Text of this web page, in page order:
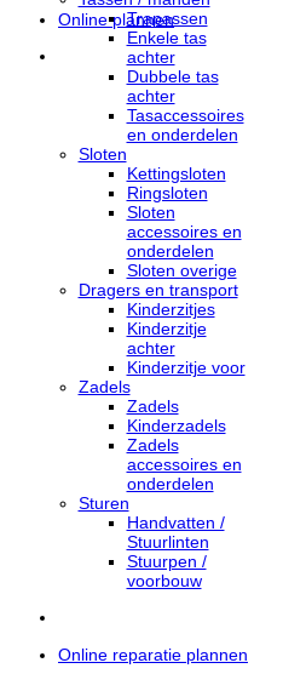
Online plannen
Trapassen
Enkele tas
achter
Dubbele tas
achter
Tasaccessoires
en onderdelen
Sloten
Kettingsloten
Ringsloten
Sloten
accessoires en
onderdelen
Sloten overige
Dragers en transport
Kinderzitjes
Kinderzitje
achter
Kinderzitje voor
Zadels
Zadels
Kinderzadels
Zadels
accessoires en
onderdelen
Sturen
Handvatten /
Stuurlinten
Stuurpen /
voorbouw
Online reparatie plannen